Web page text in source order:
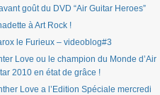
goût du DVD “Air Guitar Heroes”
à Art Rock !
le Furieux – videoblog#3
Love ou le champion du Monde d’Air
2010 en état de grâce !
Love a l’Edition Spéciale mercredi